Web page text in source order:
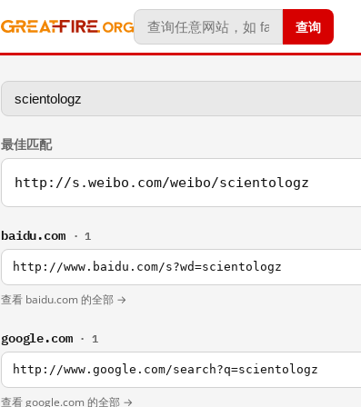
查询
最佳匹配
http://s.weibo.com/weibo/scientologz
baidu.com · 1
http://www.baidu.com/s?wd=scientologz
查看 baidu.com 的全部 →
google.com · 1
http://www.google.com/search?q=scientologz
查看 google.com 的全部 →